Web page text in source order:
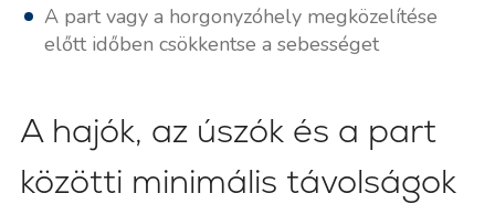
A part vagy a horgonyzóhely megközelítése
előtt időben csökkentse a sebességet
A hajók, az úszók és a part
közötti minimális távolságok